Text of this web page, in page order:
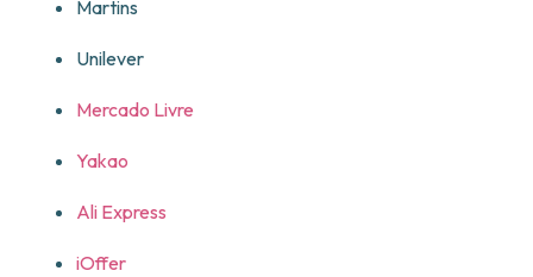
Martins
Unilever
Mercado Livre
Yakao
Ali Express
iOffer